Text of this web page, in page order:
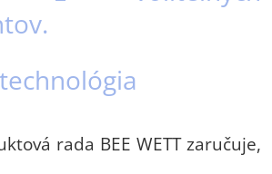
technológia
rada BEE WETT zaručuje,